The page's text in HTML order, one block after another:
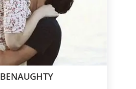
BENAUGHTY